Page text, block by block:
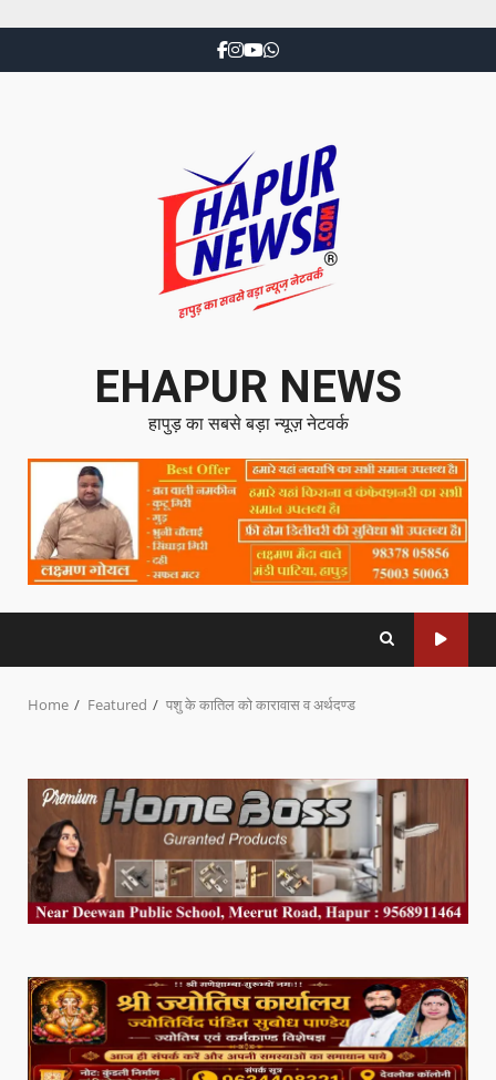
EHAPUR NEWS
हापुड़ का सबसे बड़ा न्यूज़ नेटवर्क
Home Featured पशु के कातिल को कारावास व अर्थदण्ड